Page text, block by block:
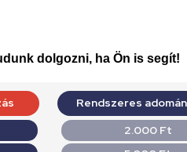
dolgozni, ha Ön is segít!